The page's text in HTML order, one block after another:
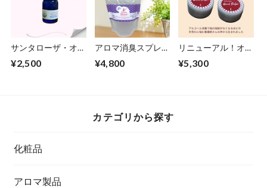
サンタローザ・オー
精油 3.5ml
¥2,500
アロマ消臭スプレー
ストマ―装着の方に
¥4,800
リニューアル！オリ
してさらに保湿力ア
¥5,300
カテゴリから探す
化粧品
アロマ製品